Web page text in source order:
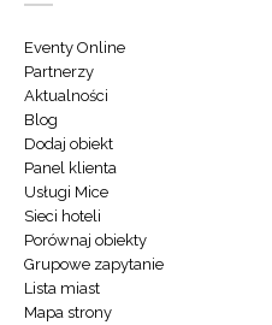
Eventy Online
Partnerzy
Aktualności
Blog
Dodaj obiekt
Panel klienta
Usługi Mice
Sieci hoteli
Porównaj obiekty
Grupowe zapytanie
Lista miast
Mapa strony